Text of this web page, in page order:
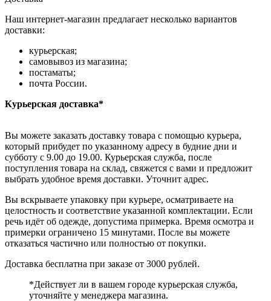
Наш интернет-магазин предлагает несколько вариантов
доставки:
курьерская;
самовывоз из магазина;
постаматы;
почта России.
Курьерская доставка*
Вы можете заказать доставку товара с помощью курьера,
который прибудет по указанному адресу в будние дни и
субботу с 9.00 до 19.00. Курьерская служба, после
поступления товара на склад, свяжется с вами и предложит
выбрать удобное время доставки. Уточнит адрес.
Вы вскрываете упаковку при курьере, осматриваете на
целостность и соответствие указанной комплектации. Если
речь идёт об одежде, допустима примерка. Время осмотра и
примерки ограничено 15 минутами. После вы можете
отказаться частично или полностью от покупки.
Доставка бесплатна при заказе от 3000 рублей.
*Действует ли в вашем городе курьерская служба,
уточняйте у менеджера магазина.